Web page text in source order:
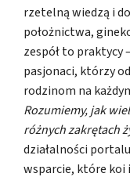
rzetelną wiedzą i
położnictwa,
zespół to praktycy
pasjonaci, którzy
rodzinom na
Rozumiemy, jak
różnych zakrętach
działalności
wsparcie, które koi